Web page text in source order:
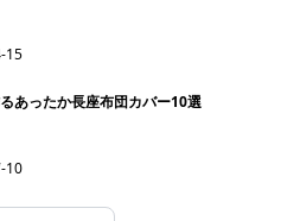
15
あったか長座布団カバー10選
10